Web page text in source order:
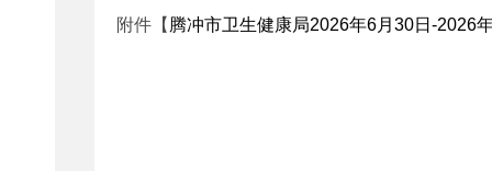
附件【 腾冲市卫生健康局2026年6月30日-2026